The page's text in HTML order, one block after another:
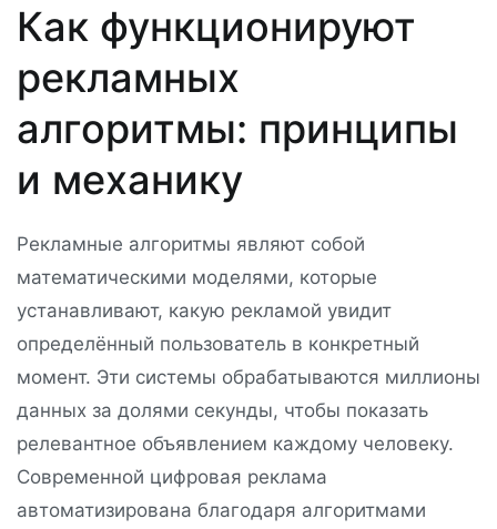
Как функционируют
рекламных
алгоритмы: принципы
и механику
Рекламные алгоритмы являют собой
математическими моделями, которые
устанавливают, какую рекламой увидит
определённый пользователь в конкретный
момент. Эти системы обрабатываются миллионы
данных за долями секунды, чтобы показать
релевантное объявлением каждому человеку.
Современной цифровая реклама
автоматизирована благодаря алгоритмами